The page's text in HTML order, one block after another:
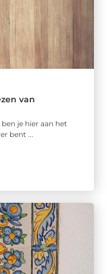
van
je hier aan het
bent ...